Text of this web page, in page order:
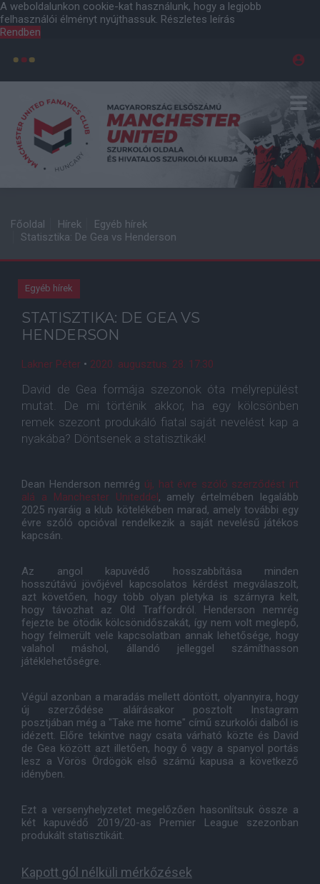
A weboldalunkon cookie-kat használunk, hogy a legjobb
felhasználói élményt nyújthassuk. Részletes leírás
Rendben
Főoldal Hírek
Egyéb hírek
Statisztika: De Gea vs Henderson
Egyéb hírek
STATISZTIKA: DE GEA VS
HENDERSON
Lakner Péter • 2020. augusztus. 28. 17:30
David de Gea formája szezonok óta mélyrepülést
mutat. De mi történik akkor, ha egy kölcsönben
remek szezont produkáló fiatal saját nevelést kap a
nyakába? Döntsenek a statisztikák!
Dean Henderson nemrég új, hat évre szóló szerződést írt
alá a Manchester Uniteddel, amely értelmében legalább
2025 nyaráig a klub kötelékében marad, amely további egy
évre szóló opcióval rendelkezik a saját nevelésű játékos
kapcsán.
Az angol kapuvédő hosszabbítása minden
hosszútávú jövőjével kapcsolatos kérdést megválaszolt,
azt követően, hogy több olyan pletyka is szárnyra kelt,
hogy távozhat az Old Traffordról. Henderson nemrég
fejezte be ötödik kölcsönidőszakát, így nem volt meglepő,
hogy felmerült vele kapcsolatban annak lehetősége, hogy
valahol máshol, állandó jelleggel számíthasson
játéklehetőségre.
Végül azonban a maradás mellett döntött, olyannyira, hogy
új szerződése aláírásakor posztolt Instagram
posztjában még a "Take me home" című szurkolói dalból is
idézett. Előre tekintve nagy csata várható közte és David
de Gea között azt illetően, hogy ő vagy a spanyol portás
lesz a Vörös Ördögök első számú kapusa a következő
idényben.
Ezt a versenyhelyzetet megelőzően hasonlítsuk össze a
két kapuvédő 2019/20-as Premier League szezonban
produkált statisztikáit.
Kapott gól nélküli mérkőzések